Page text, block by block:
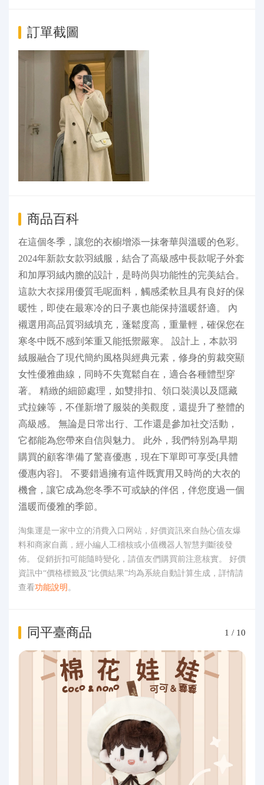
訂單截圖
商品百科
在這個冬季，讓您的衣櫥增添一抹奢華與溫暖的色彩。
2024年新款女款羽絨服，結合了高級感中長款呢子外套
和加厚羽絨內膽的設計，是時尚與功能性的完美結合。
這款大衣採用優質毛呢面料，觸感柔軟且具有良好的保
暖性，即使在最寒冷的日子裏也能保持溫暖舒適。 內
襯選用高品質羽絨填充，蓬鬆度高，重量輕，確保您在
寒冬中既不感到笨重又能抵禦嚴寒。 設計上，本款羽
絨服融合了現代簡約風格與經典元素，修身的剪裁突顯
女性優雅曲線，同時不失寬鬆自在，適合各種體型穿
著。 精緻的細節處理，如雙排扣、領口裝潢以及隱藏
式拉鍊等，不僅新增了服裝的美觀度，還提升了整體的
高級感。 無論是日常出行、工作還是參加社交活動，
它都能為您帶來自信與魅力。 此外，我們特別為早期
購買的顧客準備了驚喜優惠，現在下單即可享受[具體
優惠內容]。 不要錯過擁有這件既實用又時尚的大衣的
機會，讓它成為您冬季不可或缺的伴侶，伴您度過一個
溫暖而優雅的季節。
淘集運是一家中立的消費入口网站，好價資訊來自熱心值友爆
料和商家自薦，經小編人工稽核或小值機器人智慧判斷後發
佈。 促銷折扣可能隨時變化，請值友們購買前注意核實。 好價
資訊中“價格標籤及“比價結果”均為系統自動計算生成，詳情請
查看功能說明 。
同平臺商品 1 / 10